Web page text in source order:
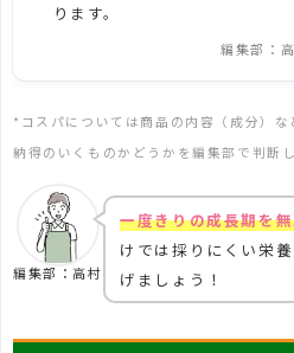
ります。
編集部：
*コスパについては商品の内容（成分）
納得のいくものかどうかを編集部で判断し
編集部：高村
一度きりの成長期を
けでは採りにくい栄
げましょう！